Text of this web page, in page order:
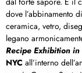
dove l’abbinamento
ceramica, vetro,
legano
Recipe Exhibition
NYC all’interno